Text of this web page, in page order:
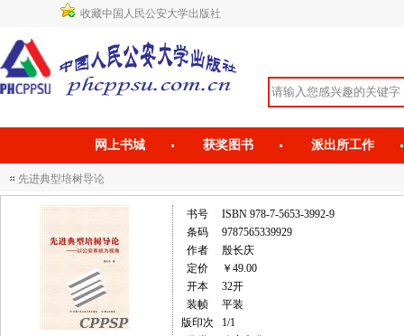
收藏中国人民公安大学出版社
网上书城 获奖图书 派出所工作
先进典型培树导论
书号
ISBN 978-7-5653-3992-9
条码
9787565339929
作者
殷长庆
定价
￥49.00
开本
32开
装帧
平装
版印次
1/1